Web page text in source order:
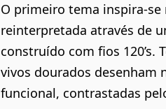
O primeiro tema inspira-se
reinterpretada através de
construído com fios 120’s.
vivos dourados desenham
funcional, contrastadas